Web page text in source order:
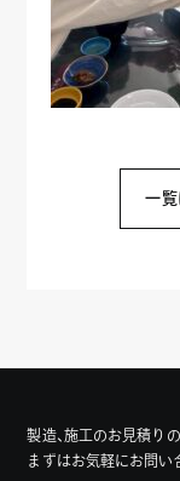
一覧
製造、施工のお見積り
まずはお気軽にお問い